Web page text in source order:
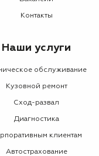
Контакты
Наши услуги
обслуживание
Кузовной ремонт
Сход-развал
Диагностика
клиентам
Автострахование